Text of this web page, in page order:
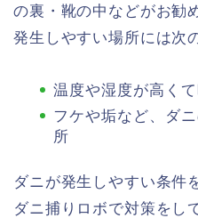
の裏・靴の中などがお勧
発生しやすい場所には次
温度や湿度が高く
フケや垢など、ダ
所
ダニが発生しやすい条件
ダニ捕りロボで対策をし